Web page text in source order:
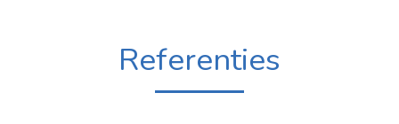
Referenties